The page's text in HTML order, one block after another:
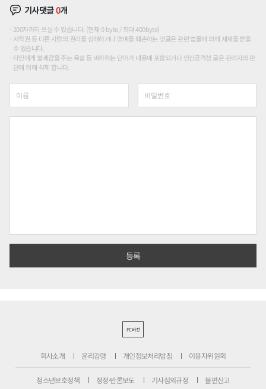
기사댓글0개
200자까지 쓰실 수 있습니다. (현재 0 byte / 최대 400byte)
저작권 등 다른 사람의 권리를 침해하거나 명예를 훼손하는 댓글은 관련 법률에 의해 제재를 받을
수 있습니다.
타인에게 불쾌감을 주는 욕설 등 비하하는 단어가 내용에 포함되거나 인신공격성 글은 관리자의 판
단에 의해 삭제 합니다.
PC버전
회사소개 윤리강령 개인정보처리방침 이용자위원회
청소년보호정책 정정·반론보도 기사심의규정 불편신고